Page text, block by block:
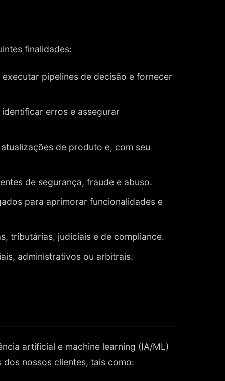
finalidades:
pipelines de decisão e fornecer
erros e assegurar
de produto e, com seu
de segurança, fraude e abuso.
para aprimorar funcionalidades e
tributárias, judiciais e de compliance.
administrativos ou arbitrais.
artificial e machine learning (IA/ML)
nossos clientes, tais como: